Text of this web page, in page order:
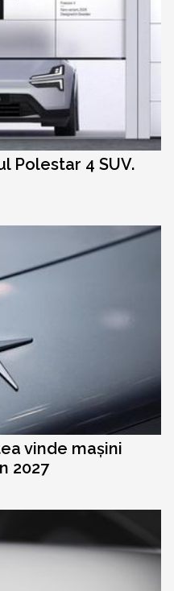
Polestar 4 SUV.
vinde mașini
2027